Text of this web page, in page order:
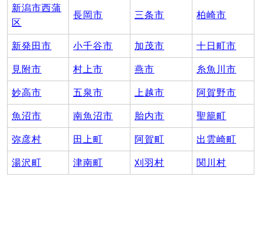
新潟市西蒲
区
長岡市 三条市 柏崎市
新発田市 小千谷市 加茂市 十日町市
見附市 村上市 燕市 糸魚川市
妙高市 五泉市 上越市 阿賀野市
魚沼市 南魚沼市 胎内市 聖籠町
弥彦村 田上町 阿賀町 出雲崎町
湯沢町 津南町 刈羽村 関川村